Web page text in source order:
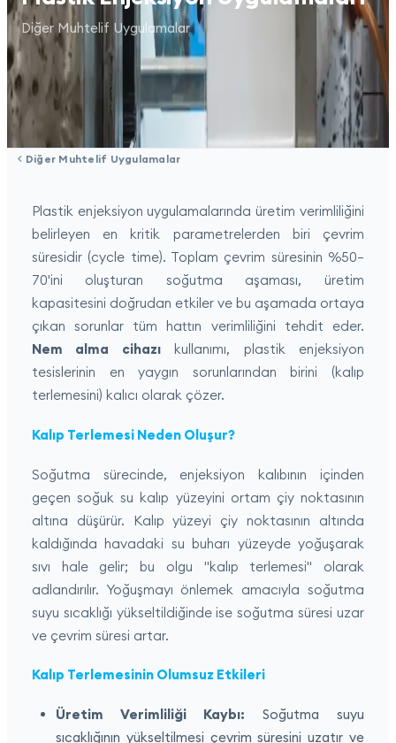
Diğer Muhtelif Uygulamalar
Diğer Muhtelif Uygulamalar
Plastik enjeksiyon uygulamalarında üretim verimliliğini
belirleyen en kritik parametrelerden biri çevrim
süresidir (cycle time). Toplam çevrim süresinin %50–
70'ini oluşturan soğutma aşaması, üretim
kapasitesini doğrudan etkiler ve bu aşamada ortaya
çıkan sorunlar tüm hattın verimliliğini tehdit eder.
Nem alma cihazıkullanımı, plastik enjeksiyon
tesislerinin en yaygın sorunlarından birini (kalıp
terlemesini) kalıcı olarak çözer.
Kalıp Terlemesi Neden Oluşur?
Soğutma sürecinde, enjeksiyon kalıbının içinden
geçen soğuk su kalıp yüzeyini ortam çiy noktasının
altına düşürür. Kalıp yüzeyi çiy noktasının altında
kaldığında havadaki su buharı yüzeyde yoğuşarak
sıvı hale gelir; bu olgu "kalıp terlemesi" olarak
adlandırılır. Yoğuşmayı önlemek amacıyla soğutma
suyu sıcaklığı yükseltildiğinde ise soğutma süresi uzar
ve çevrim süresi artar.
Kalıp Terlemesinin Olumsuz Etkileri
Üretim Verimliliği Kaybı: Soğutma suyu
sıcaklığının yükseltilmesi çevrim süresini uzatır ve